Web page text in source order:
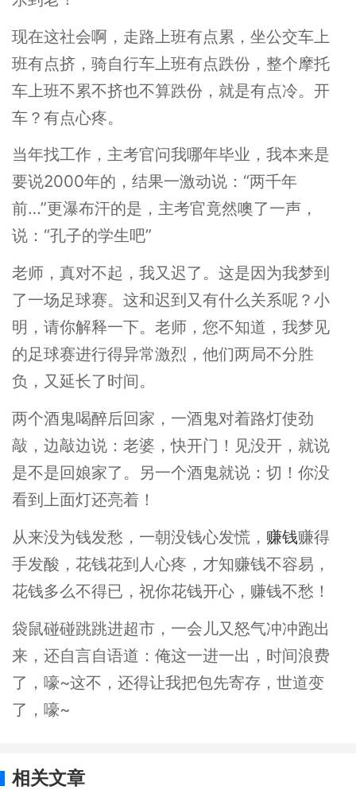
现在这社会啊，走路上班有点累，坐公交车上
班有点挤，骑自行车上班有点跌份，整个摩托
车上班不累不挤也不算跌份，就是有点冷。开
车？有点心疼。
当年找工作，主考官问我哪年毕业，我本来是
要说2000年的，结果一激动说：“两千年
前…”更瀑布汗的是，主考官竟然噢了一声，
说：“孔子的学生吧”
老师，真对不起，我又迟了。这是因为我梦到
了一场足球赛。这和迟到又有什么关系呢？小
明，请你解释一下。老师，您不知道，我梦见
的足球赛进行得异常激烈，他们两局不分胜
负，又延长了时间。
两个酒鬼喝醉后回家，一酒鬼对着路灯使劲
敲，边敲边说：老婆，快开门！见没开，就说
是不是回娘家了。另一个酒鬼就说：切！你没
看到上面灯还亮着！
从来没为钱发愁，一朝没钱心发慌， 赚钱赚得
手发酸，花钱花到人心疼，才知赚钱不容易，
花钱多么不得已，祝你花钱开心，赚钱不愁！
袋鼠碰碰跳跳进超市，一会儿又怒气冲冲跑出
来，还自言自语道：俺这一进一出，时间浪费
了，嚎~这不，还得让我把包先寄存，世道变
了，嚎~
相关文章